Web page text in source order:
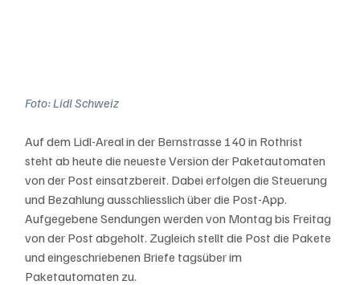
Foto: Lidl Schweiz
Auf dem Lidl-Areal in der Bernstrasse 140 in Rothrist
steht ab heute die neueste Version der Paketautomaten
von der Post einsatzbereit. Dabei erfolgen die Steuerung
und Bezahlung ausschliesslich über die Post-App.
Aufgegebene Sendungen werden von Montag bis Freitag
von der Post abgeholt. Zugleich stellt die Post die Pakete
und eingeschriebenen Briefe tagsüber im
Paketautomaten zu.